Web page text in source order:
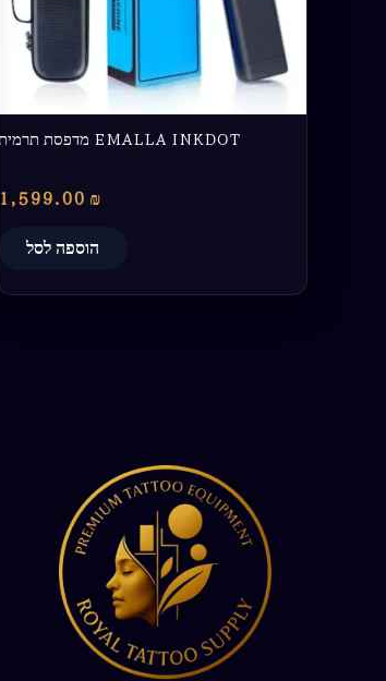
EMALLA INKDOT מדפסת תרמית
1,599.00 ₪
הוספה לסל